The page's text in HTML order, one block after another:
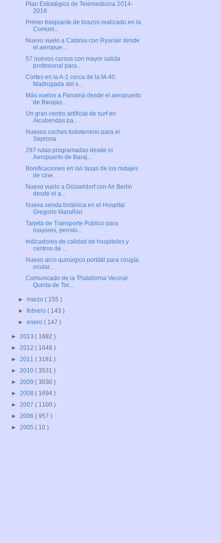
Plan Estratégico de Telemedicina 2014-
2018
Primer trasplante de brazos realizado en la
Comuni...
Nuevo vuelo a Catania con Ryanair desde
el aeropue...
57 nuevos cursos con mayor salida
profesional para...
Cortes en la A-1 cerca de la M-40.
Madrugada del s...
Más vuelos a Panamá desde el aeropuerto
de Barajas...
Un gran centro artificial de surf en
Alcobendas pa...
Nuevos coches todoterreno para el
Seprona
297 rutas programadas desde el
Aeropuerto de Baraj...
Bonificaciones en las tasas de los rodajes
de cine...
Nuevo vuelo a Düsseldorf con Air Berlín
desde el a...
Nueva senda botánica en el Hospital
Gregorio Marañón
Tarjeta de Transporte Público para
mayores, pensio...
Indicadores de calidad de hospitales y
centros de ...
Nuevo arco quirúrgico portátil para cirugía
ocular...
Comunicado de la 'Plataforma Vecinal
Quinta de Tor...
►marzo( 155 )
►febrero( 143 )
►enero( 147 )
► 2013 ( 1682 )
► 2012 ( 1648 )
► 2011 ( 3181 )
► 2010 ( 3531 )
► 2009 ( 3030 )
► 2008 ( 1694 )
► 2007 ( 1100 )
► 2006 ( 957 )
► 2005 ( 10 )